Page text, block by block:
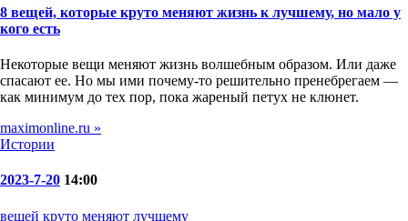
8 вещей, которые круто меняют жизнь к лучшему, но мало у
кого есть
Некоторые вещи меняют жизнь волшебным образом. Или даже
спасают ее. Но мы ими почему-то решительно пренебрегаем —
как минимум до тех пор, пока жареный петух не клюнет.
maximonline.ru »
Истории
2023-7-20 14:00
вещей круто меняют лучшему